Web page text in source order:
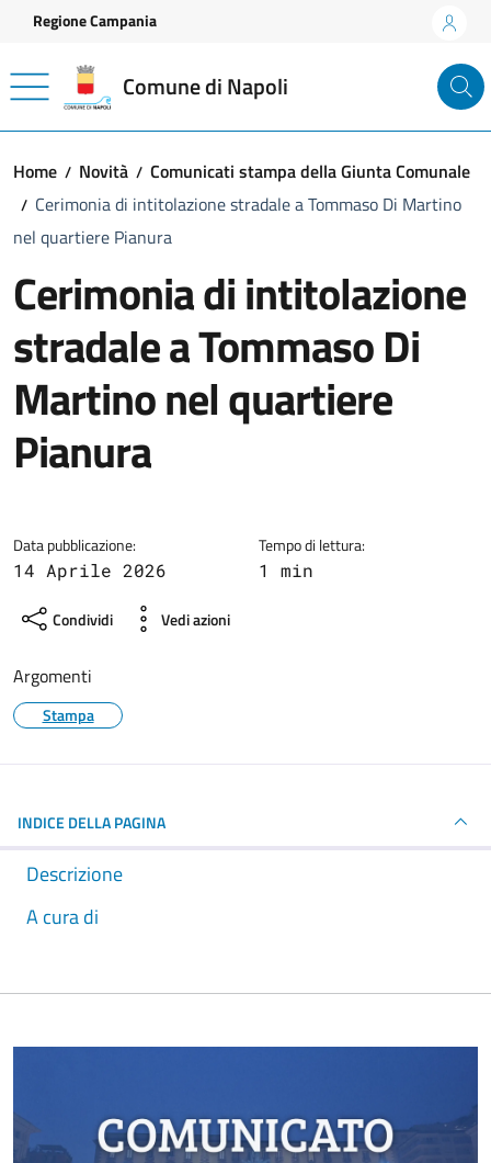
Vai ai contenuti
Vai al footer
Regione Campania
Comune di Napoli
Home Novità
Comunicati stampa della Giunta Comunale
Cerimonia di intitolazione stradale a Tommaso Di Martino
nel quartiere Pianura
Cerimonia di intitolazione
stradale a Tommaso Di
Martino nel quartiere
Pianura
Data pubblicazione:
14 Aprile 2026
Tempo di lettura:
1 min
Condividi Vedi azioni
Argomenti
Stampa
INDICE DELLA PAGINA
Descrizione
A cura di